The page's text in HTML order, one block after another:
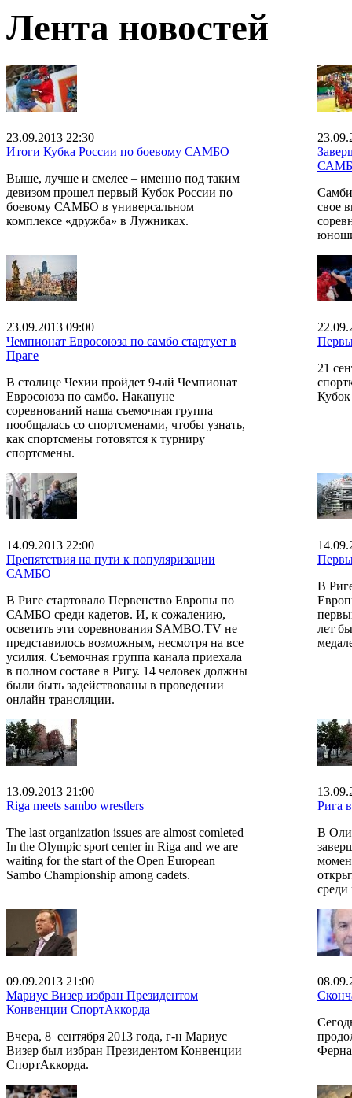
Лента новостей
23.09.2013 22:30
Итоги Кубка России по боевому САМБО
Выше, лучше и смелее – именно под таким
девизом прошел первый Кубок России по
боевому САМБО в универсальном
комплексе «дружба» в Лужниках.
свое
23.09.2013 09:00
Чемпионат Евросоюза по самбо стартует в
Праге
В столице Чехии пройдет 9-ый Чемпионат
Евросоюза по самбо. Накануне
соревнований наша съемочная группа
пообщалась со спортсменами, чтобы узнать,
как спортсмены готовятся к турниру
спортсмены.
21
14.09.2013 22:00
Препятствия на пути к популяризации
САМБО
В Риге стартовало Первенство Европы по
САМБО среди кадетов. И, к сожалению,
осветить эти соревнования SAMBO.TV не
представилось возможным, несмотря на все
усилия. Съемочная группа канала приехала
в полном составе в Ригу. 14 человек должны
были быть задействованы в проведении
онлайн трансляции.
В
лет
13.09.2013 21:00
Riga meets sambo wrestlers
The last organization issues are almost comleted
In the Olympic sport center in Riga and we are
waiting for the start of the Open European
Sambo Championship among cadets.
Рига
В
среди
09.09.2013 21:00
Мариус Визер избран Президентом
Конвенции СпортАккорда
Вчера, 8 сентября 2013 года, г-н Мариус
Визер был избран Президентом Конвенции
СпортАккорда.